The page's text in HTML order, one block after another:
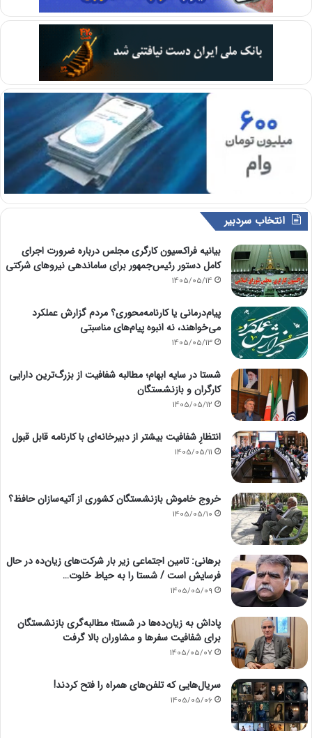
انتخاب سردبیر
بیانیه فراکسیون کارگری مجلس درباره ضرورت اجرای
کامل دستور رئیس‌جمهور برای ساماندهی نیروهای شرکتی
1405/05/14
پیام‌درمانی یا کارنامه‌محوری؟ مردم گزارش عملکرد
می‌خواهند، نه انبوه پیام‌های مناسبتی
1405/05/13
شستا در سایه ابهام؛ مطالبه شفافیت از بزرگ‌ترین دارایی
کارگران و بازنشستگان
1405/05/12
انتظارِ شفافیت بیشتر از دبیرخانه‌ای با کارنامه قابل قبول
1405/05/11
خروج خاموش بازنشستگان کشوری از آتیه‌سازان حافظ؟
1405/05/10
برهانی: تامین اجتماعی زیر بار شرکت‌های زیان‌ده در حال
فرسایش است / شستا را به حیاط خلوت…
1405/05/09
پاداش به زیان‌ده‌ها در شستا؛ مطالبه‌گری بازنشستگان
برای شفافیت سفرها و مشاوران بالا گرفت
1405/05/07
سریال‌هایی که تلفن‌های همراه را فتح کردند!
1405/05/06